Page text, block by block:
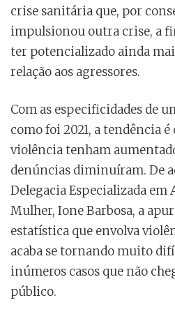
crise sanitária que, por
impulsionou outra crise, a
ter potencializado ainda
relação aos agressores.
Com as especificidades de
como foi 2021, a tendência é
violência tenham
denúncias diminuíram. De
Delegacia Especializada
Mulher, Ione Barbosa, a
estatística que envolva
acaba se tornando muito
inúmeros casos que não
público.